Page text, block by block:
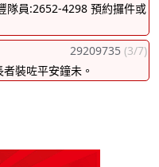
隊員:2652-4298 預約攞件或
29209735 (3/7)
裝咗平安鐘未。